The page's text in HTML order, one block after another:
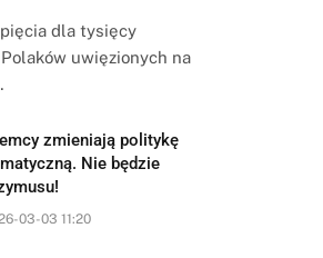
dla tysięcy
uwięzionych na
zmieniają politykę
Nie będzie
03-03 11:20